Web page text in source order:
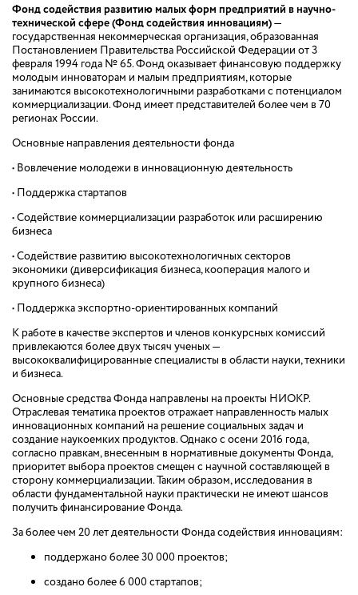
Фонд содействия развитию малых форм предприятий в научно-
технической сфере (Фонд содействия инновациям)—
государственная некоммерческая организация, образованная
Постановлением Правительства Российской Федерации от 3
февраля 1994 года № 65. Фонд оказывает финансовую поддержку
молодым инноваторам и малым предприятиям, которые
занимаются высокотехнологичными разработками с потенциалом
коммерциализации. Фонд имеет представителей более чем в 70
регионах России.
Основные направления деятельности фонда
• Вовлечение молодежи в инновационную деятельность
• Поддержка стартапов
• Содействие коммерциализации разработок или расширению
бизнеса
• Содействие развитию высокотехнологичных секторов
экономики (диверсификация бизнеса, кооперация малого и
крупного бизнеса)
• Поддержка экспортно-ориентированных компаний
К работе в качестве экспертов и членов конкурсных комиссий
привлекаются более двух тысяч ученых —
высококвалифицированные специалисты в области науки, техники
и бизнеса.
Основные средства Фонда направлены на проекты НИОКР.
Отраслевая тематика проектов отражает направленность малых
инновационных компаний на решение социальных задач и
создание наукоемких продуктов. Однако с осени 2016 года,
согласно правкам, внесенным в нормативные документы Фонда,
приоритет выбора проектов смещен с научной составляющей в
сторону коммерциализации. Таким образом, исследования в
области фундаментальной науки практически не имеют шансов
получить финансирование Фонда.
За более чем 20 лет деятельности Фонда содействия инновациям:
поддержано более 30 000 проектов;
создано более 6 000 стартапов;